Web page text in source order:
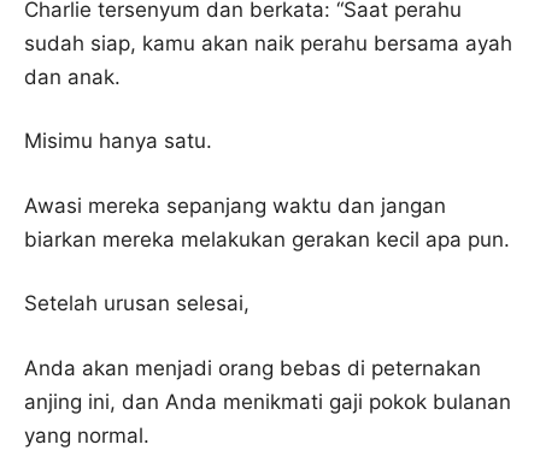
Charlie tersenyum dan berkata: “Saat perahu
sudah siap, kamu akan naik perahu bersama ayah
dan anak.
Misimu hanya satu.
Awasi mereka sepanjang waktu dan jangan
biarkan mereka melakukan gerakan kecil apa pun.
Setelah urusan selesai,
Anda akan menjadi orang bebas di peternakan
anjing ini, dan Anda menikmati gaji pokok bulanan
yang normal.